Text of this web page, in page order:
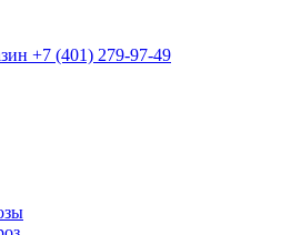
+7 (401) 279-97-49